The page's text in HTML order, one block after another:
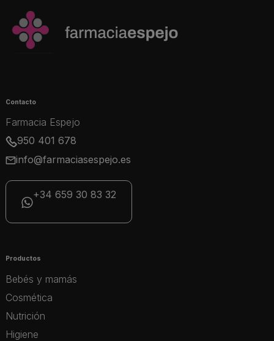
Contacto
Farmacia Espejo
950 401 678
info@farmaciasespejo.es
+34 659 30 83 32
Productos
Bebés y mamás
Cosmética
Nutrición
Higiene